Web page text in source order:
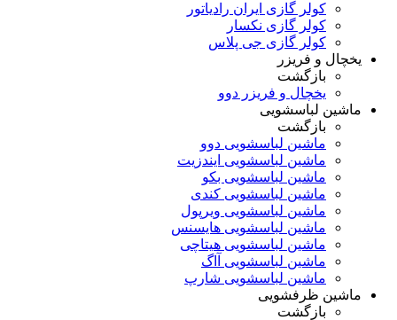
کولر گازی ایران رادیاتور
کولر گازی نکسار
کولر گازی جی پلاس
یخچال و فریزر
بازگشت
یخچال و فریزر دوو
ماشین لباسشویی
بازگشت
ماشین لباسشویی دوو
ماشین لباسشویی ایندزیت
ماشین لباسشویی بکو
ماشین لباسشویی کندی
ماشین لباسشویی ویرپول
ماشین لباسشویی هایسنس
ماشین لباسشویی هیتاچی
ماشین لباسشویی آاگ
ماشین لباسشویی شارپ
ماشین ظرفشویی
بازگشت